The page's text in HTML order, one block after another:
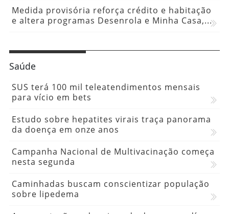
Medida provisória reforça crédito e habitação
e altera programas Desenrola e Minha Casa,...
Saúde
SUS terá 100 mil teleatendimentos mensais
para vício em bets
Estudo sobre hepatites virais traça panorama
da doença em onze anos
Campanha Nacional de Multivacinação começa
nesta segunda
Caminhadas buscam conscientizar população
sobre lipedema